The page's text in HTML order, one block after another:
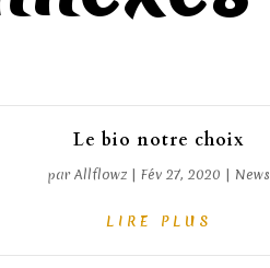
Le bio notre choix
parAllflowz |Fév 27, 2020 | News
LIRE PLUS